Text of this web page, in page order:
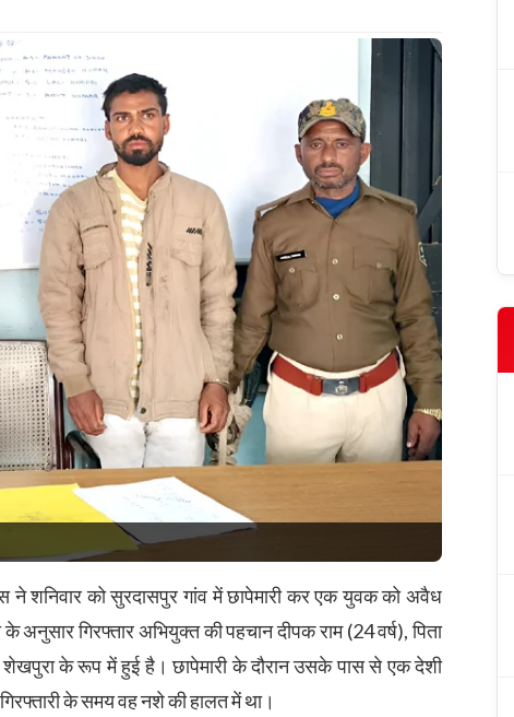
शनिवार को सुरदासपुर गांव में छापेमारी कर एक युवक को अवैध
गिरफ्तार अभियुक्त की पहचान दीपक राम (24 वर्ष), पिता
शेखपुरा के रूप में हुई है। छापेमारी के दौरान उसके पास से एक देशी
के समय वह नशे की हालत में था।